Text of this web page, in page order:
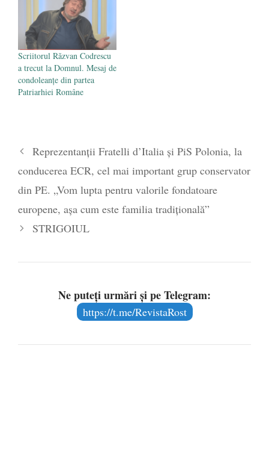
Scriitorul Răzvan Codrescu
a trecut la Domnul. Mesaj de
condoleanțe din partea
Patriarhiei Române
Reprezentanții Fratelli d’Italia și PiS Polonia, la
conducerea ECR, cel mai important grup conservator
din PE. „Vom lupta pentru valorile fondatoare
europene, așa cum este familia tradițională”
STRIGOIUL
Ne puteți urmări și pe Telegram:
https://t.me/RevistaRost